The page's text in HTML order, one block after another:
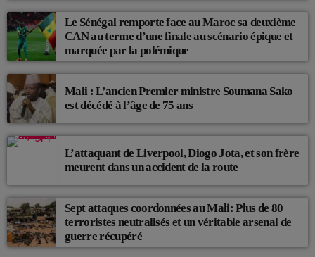
Le Sénégal remporte face au Maroc sa deuxième
CAN au terme d’une finale au scénario épique et
marquée par la polémique
Mali : L’ancien Premier ministre Soumana Sako
est décédé à l’âge de 75 ans
L’attaquant de Liverpool, Diogo Jota, et son frère
meurent dans un accident de la route
Sept attaques coordonnées au Mali: Plus de 80
terroristes neutralisés et un véritable arsenal de
guerre récupéré